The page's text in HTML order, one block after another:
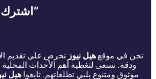
اشترك في النشرة الإخبارية”
نحن في موقع هيل نيوز نحرص على تقديم
ودقة. نسعى لتغطية أهم الأحداث المحلية
موثوق ومتنوع يلبي تطلعاتهم. تابعوا هيل